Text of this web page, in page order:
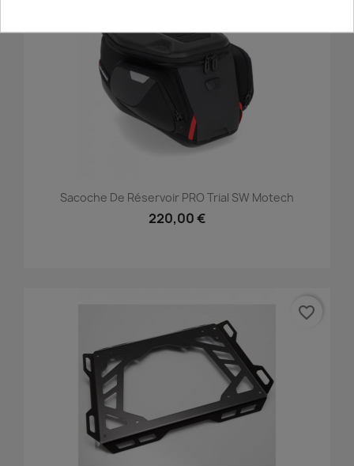
Sacoche De Réservoir PRO Trial SW Motech
220,00 €
favorite_border